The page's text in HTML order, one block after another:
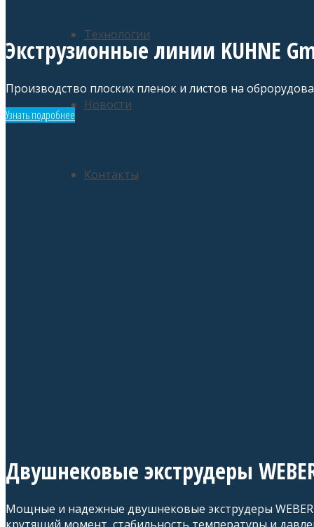
Технологии
Новости
Контакты
Экструзионные линии KUHNE
Производство плоских пленок и листов на
Узнать подробнее
Двушнековые экструдеры
Мощные и надежные двушнековые экструдеры